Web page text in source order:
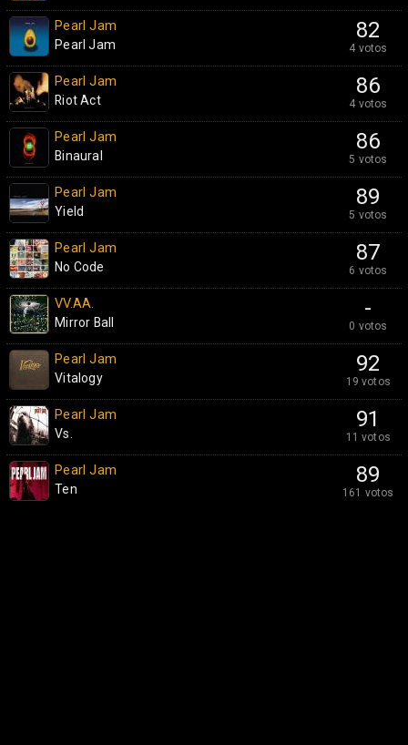
82
4 votos
Pearl Jam
Pearl Jam
86
4 votos
Pearl Jam
Riot Act
86
5 votos
Pearl Jam
Binaural
89
5 votos
Pearl Jam
Yield
87
6 votos
Pearl Jam
No Code
-
0 votos
VV.AA.
Mirror Ball
92
19 votos
Pearl Jam
Vitalogy
91
11 votos
Pearl Jam
Vs.
89
161 votos
Pearl Jam
Ten